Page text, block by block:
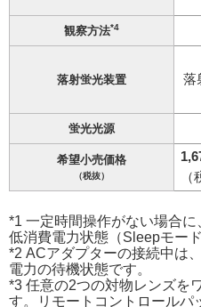
観察方法*4
落射蛍光装置
落
蛍光光源
希望小売価格
（税抜）
*1 一定時間操作がない場合に
低消費電力状態（Sleepモー
*2 ACアダプターの接続中は
電力の待機状態です。
*3 任意の2つの対物レンズを
す。リモートコントロールパ